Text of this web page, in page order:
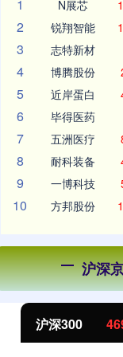
1 N展芯
2 锐翔智能
3 志特新材
4 博腾股份
5 近岸蛋白
6 毕得医药
7 五洲医疗
8 耐科装备
9 一博科技
10 方邦股份
沪深
沪深300